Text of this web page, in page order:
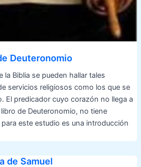
Deuteronomio
la Biblia se pueden hallar tales
servicios religiosos como los que se
El predicador cuyo corazón no llega a
de Deuteronomio, no tiene
este estudio es una introducción
de Samuel